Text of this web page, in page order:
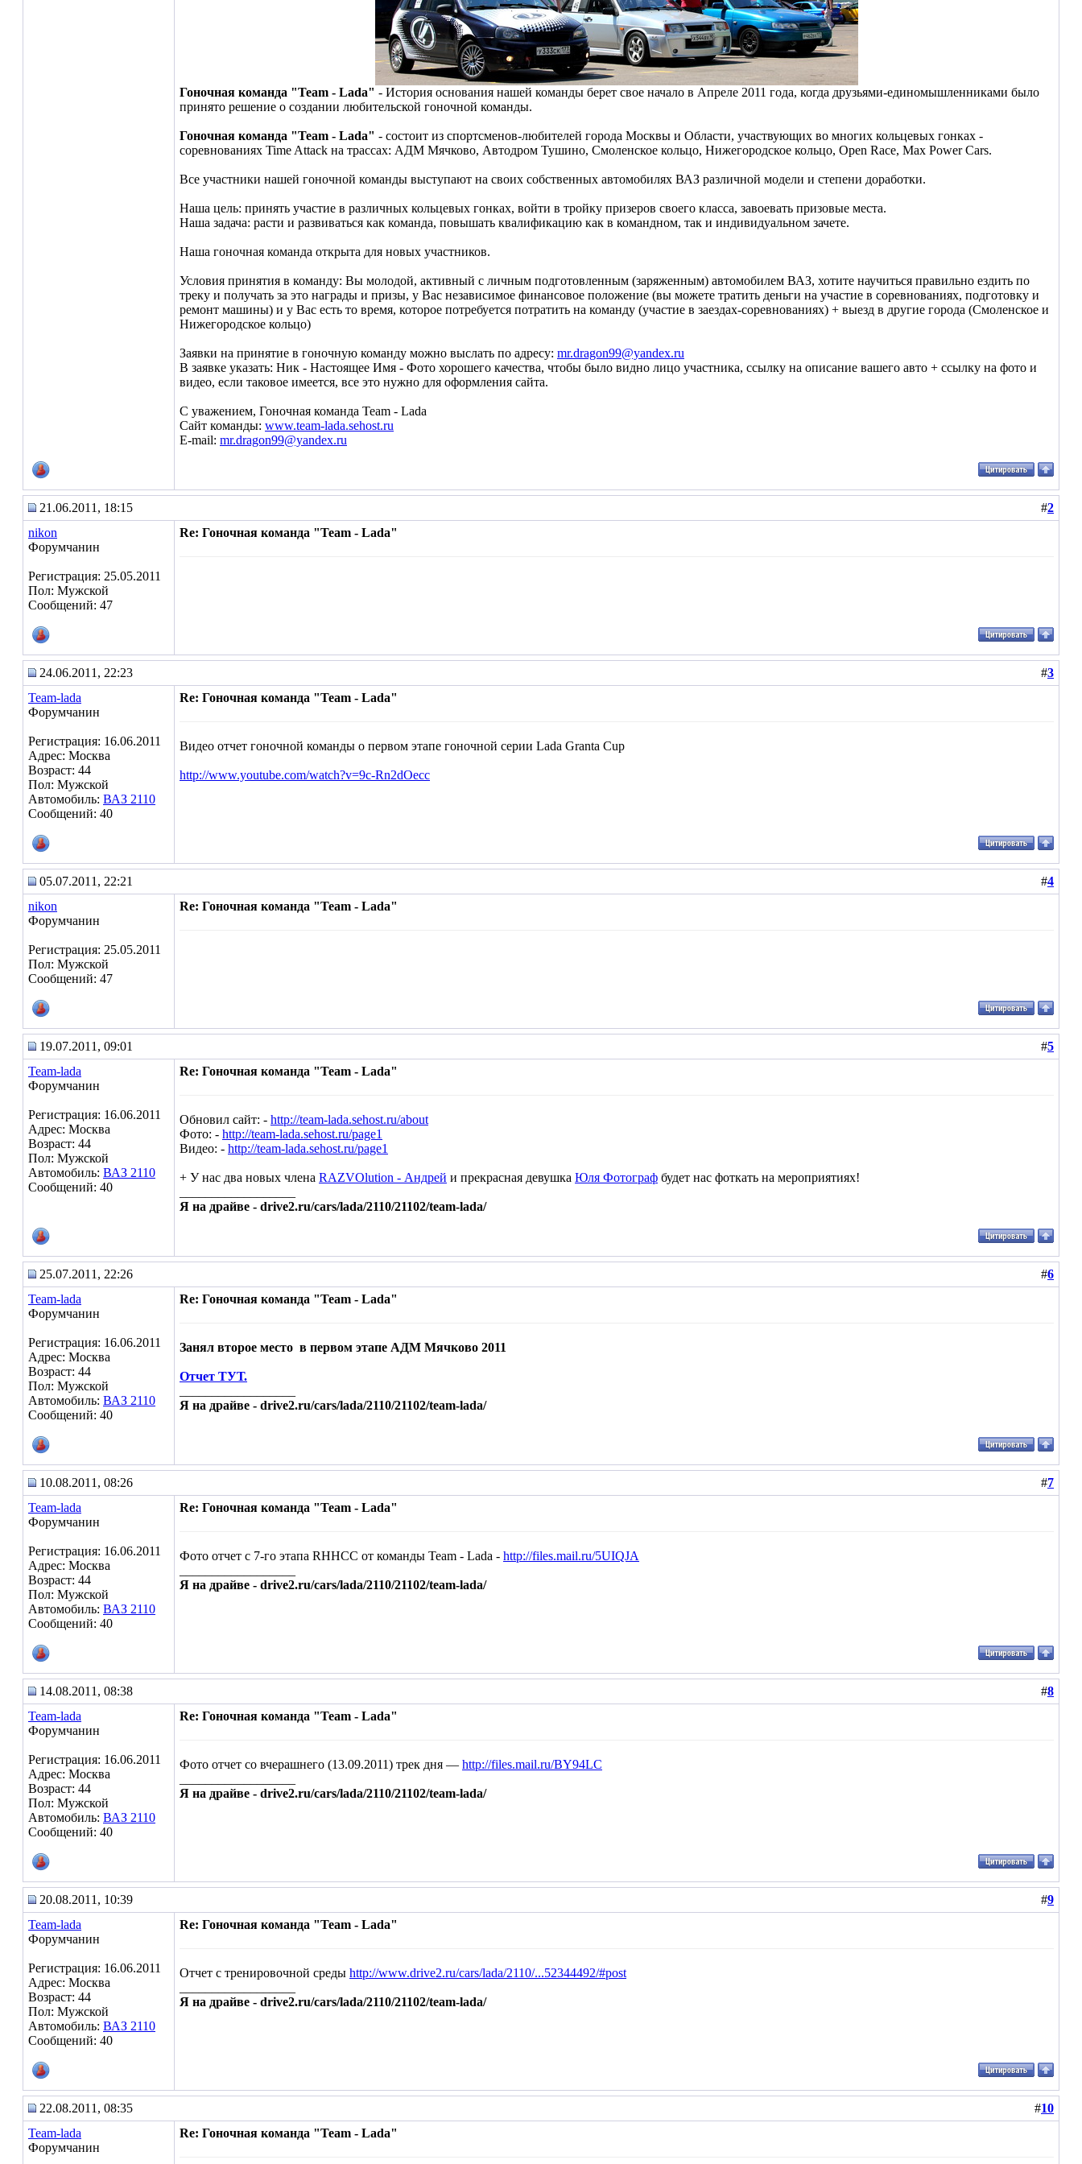
Гоночная команда "Team - Lada" - История основания нашей команды берет свое начало в Апреле 2011 года, когда друзьями-единомышленниками было
принято решение о создании любительской гоночной команды.
Гоночная команда "Team - Lada" - состоит из спортсменов-любителей города Москвы и Области, участвующих во многих кольцевых гонках -
соревнованиях Time Attack на трассах: АДМ Мячково, Автодром Тушино, Смоленское кольцо, Нижегородское кольцо, Open Race, Max Power Cars.
Все участники нашей гоночной команды выступают на своих собственных автомобилях ВАЗ различной модели и степени доработки.
Наша цель: принять участие в различных кольцевых гонках, войти в тройку призеров своего класса, завоевать призовые места.
Наша задача: расти и развиваться как команда, повышать квалификацию как в командном, так и индивидуальном зачете.
Наша гоночная команда открыта для новых участников.
Условия принятия в команду: Вы молодой, активный с личным подготовленным (заряженным) автомобилем ВАЗ, хотите научиться правильно ездить по
треку и получать за это награды и призы, у Вас независимое финансовое положение (вы можете тратить деньги на участие в соревнованиях, подготовку и
ремонт машины) и у Вас есть то время, которое потребуется потратить на команду (участие в заездах-соревнованиях) + выезд в другие города (Смоленское и
Нижегородское кольцо)
Заявки на принятие в гоночную команду можно выслать по адресу: mr.dragon99@yandex.ru
В заявке указать: Ник - Настоящее Имя - Фото хорошего качества, чтобы было видно лицо участника, ссылку на описание вашего авто + ссылку на фото и
видео, если таковое имеется, все это нужно для оформления сайта.
С уважением, Гоночная команда Team - Lada
Сайт команды: www.team-lada.sehost.ru
E-mail: mr.dragon99@yandex.ru
21.06.2011, 18:15 #2
nikon
Форумчанин
Регистрация: 25.05.2011
Пол: Мужской
Сообщений: 47
Re: Гоночная команда "Team - Lada"
24.06.2011, 22:23 #3
Team-lada
Форумчанин
Регистрация: 16.06.2011
Адрес: Москва
Возраст: 44
Пол: Мужской
Автомобиль: ВАЗ 2110
Сообщений: 40
Re: Гоночная команда "Team - Lada"
Видео отчет гоночной команды о первом этапе гоночной серии Lada Granta Cup
http://www.youtube.com/watch?v=9c-Rn2dOecc
05.07.2011, 22:21 #4
nikon
Форумчанин
Регистрация: 25.05.2011
Пол: Мужской
Сообщений: 47
Re: Гоночная команда "Team - Lada"
19.07.2011, 09:01 #5
Team-lada
Форумчанин
Регистрация: 16.06.2011
Адрес: Москва
Возраст: 44
Пол: Мужской
Автомобиль: ВАЗ 2110
Сообщений: 40
Re: Гоночная команда "Team - Lada"
Обновил сайт: - http://team-lada.sehost.ru/about
Фото: - http://team-lada.sehost.ru/page1
Видео: - http://team-lada.sehost.ru/page1
+ У нас два новых члена RAZVOlution - Андрей и прекрасная девушка Юля Фотограф будет нас фоткать на мероприятиях!
Я на драйве - drive2.ru/cars/lada/2110/21102/team-lada/
25.07.2011, 22:26 #6
Team-lada
Форумчанин
Регистрация: 16.06.2011
Адрес: Москва
Возраст: 44
Пол: Мужской
Автомобиль: ВАЗ 2110
Сообщений: 40
Re: Гоночная команда "Team - Lada"
Занял второе место в первом этапе АДМ Мячково 2011
Отчет ТУТ.
Я на драйве - drive2.ru/cars/lada/2110/21102/team-lada/
10.08.2011, 08:26 #7
Team-lada
Форумчанин
Регистрация: 16.06.2011
Адрес: Москва
Возраст: 44
Пол: Мужской
Автомобиль: ВАЗ 2110
Сообщений: 40
Re: Гоночная команда "Team - Lada"
Фото отчет с 7-го этапа RHHCC от команды Team - Lada - http://files.mail.ru/5UIQJA
Я на драйве - drive2.ru/cars/lada/2110/21102/team-lada/
14.08.2011, 08:38 #8
Team-lada
Форумчанин
Регистрация: 16.06.2011
Адрес: Москва
Возраст: 44
Пол: Мужской
Автомобиль: ВАЗ 2110
Сообщений: 40
Re: Гоночная команда "Team - Lada"
Фото отчет со вчерашнего (13.09.2011) трек дня — http://files.mail.ru/BY94LC
Я на драйве - drive2.ru/cars/lada/2110/21102/team-lada/
20.08.2011, 10:39 #9
Team-lada
Форумчанин
Регистрация: 16.06.2011
Адрес: Москва
Возраст: 44
Пол: Мужской
Автомобиль: ВАЗ 2110
Сообщений: 40
Re: Гоночная команда "Team - Lada"
Отчет с тренировочной среды http://www.drive2.ru/cars/lada/2110/...52344492/#post
Я на драйве - drive2.ru/cars/lada/2110/21102/team-lada/
22.08.2011, 08:35 #10
Team-lada
Форумчанин
Re: Гоночная команда "Team - Lada"